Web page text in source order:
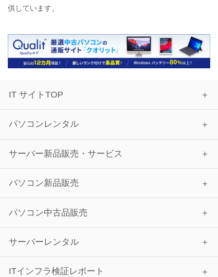
供しています。
IT サイトTOP
パソコンレンタル
サーバー新品販売・サービス
パソコン新品販売
パソコン中古品販売
サーバーレンタル
ITインフラ検証レポート